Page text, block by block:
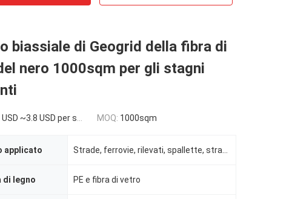
biassiale di Geogrid della fibra di
nero 1000sqm per gli stagni
~3.8 USD per sqm MOQ: 1000sqm
applicato
legno PE e fibra di vetro